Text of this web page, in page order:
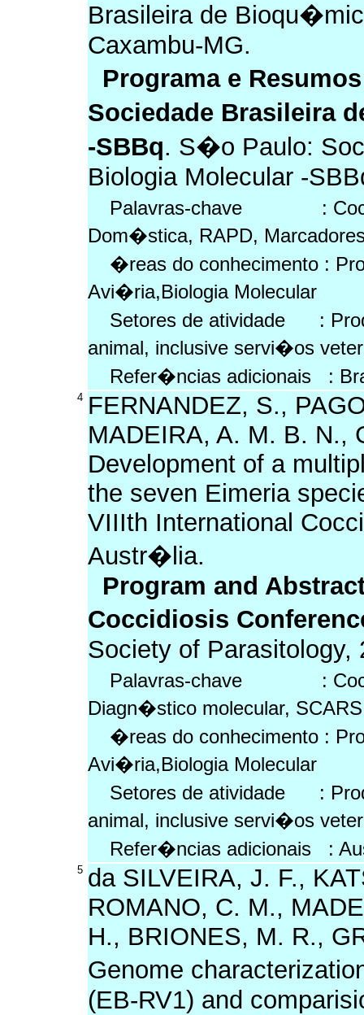
Brasileira de
Caxambu-MG.
Programa e
Sociedade Brasileira
-SBBq. S�o Paulo:
Biologia Molecular -
Palavras-chave :
Dom�stica, RAPD,
�reas do conhecimento :
Avi�ria,Biologia Molecular
Setores de atividade :
animal, inclusive servi�os
Refer�ncias adicionais :
4 FERNANDEZ, S.,
MADEIRA, A. M. B. N.,
Development of a
the seven Eimeria
VIIIth International
Austr�lia.
Program and
Coccidiosis
Society of Parasitology,
Palavras-chave :
Diagn�stico molecular, SCARS
�reas do conhecimento :
Avi�ria,Biologia Molecular
Setores de atividade :
animal, inclusive servi�os
Refer�ncias adicionais :
5 da SILVEIRA, J. F.,
ROMANO, C. M.,
H., BRIONES, M. R.,
Genome
(EB-RV1) and